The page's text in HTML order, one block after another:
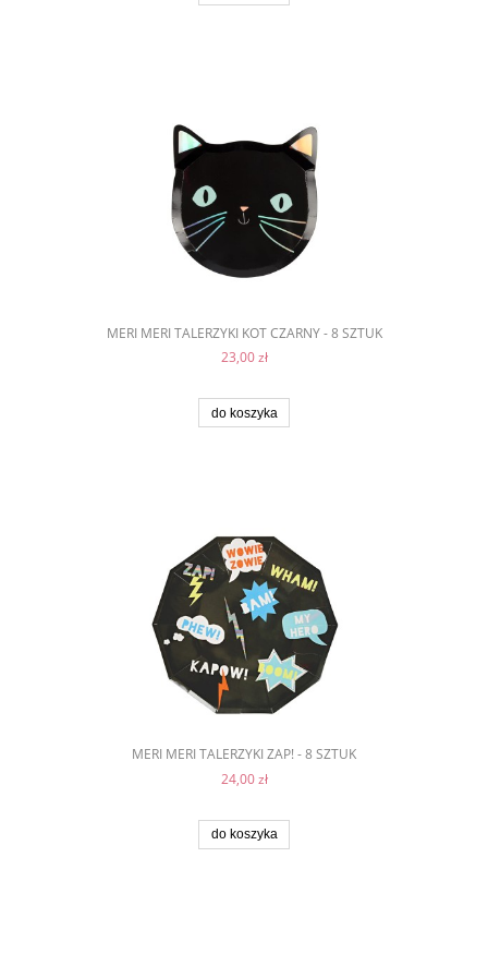
MERI MERI TALERZYKI KOT CZARNY - 8 SZTUK
23,00 zł
do koszyka
MERI MERI TALERZYKI ZAP! - 8 SZTUK
24,00 zł
do koszyka